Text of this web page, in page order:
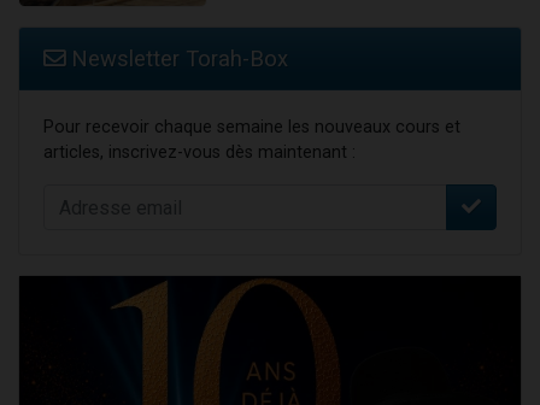
Newsletter Torah-Box
Pour recevoir chaque semaine les nouveaux cours et
articles, inscrivez-vous dès maintenant :